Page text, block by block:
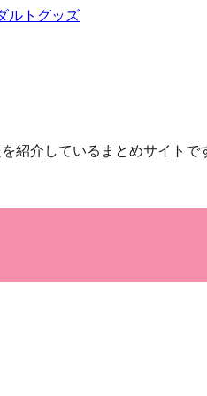
紹介しているまとめサイトで